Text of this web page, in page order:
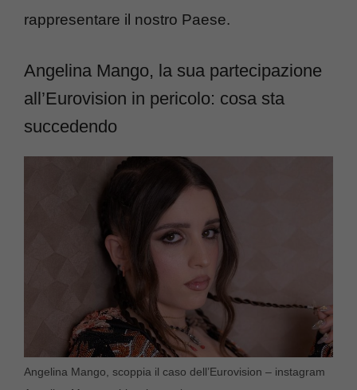
rappresentare il nostro Paese.
Angelina Mango, la sua partecipazione
all’Eurovision in pericolo: cosa sta
succedendo
Angelina Mango, scoppia il caso dell’Eurovision – instagram